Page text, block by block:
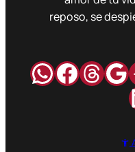
reposo, se
Hilos